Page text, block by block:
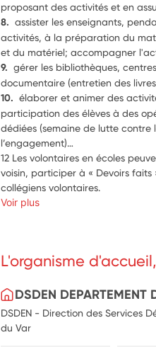
proposant des activités et en
8. assister les enseignants,
activités, à la préparation du
9. gérer les bibliothèques,
documentaire (entretien des
10. élaborer et animer des
participation des élèves à des
dédiées (semaine de lutte contre
12 Les volontaires en écoles
voisin, participer à « Devoirs
collégiens volontaires.
Voir plus
L'organisme
DSDEN DEPARTEMENT
DSDEN - Direction des Services
du Var